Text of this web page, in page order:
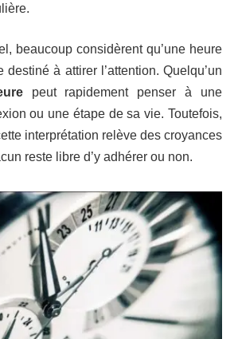
beaucoup considèrent qu’une heure
à attirer l’attention. Quelqu’un
peut rapidement penser à une
ou une étape de sa vie. Toutefois,
interprétation relève des croyances
reste libre d’y adhérer ou non.